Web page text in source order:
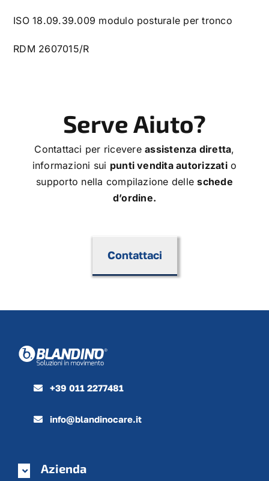
ISO 18.09.39.009 modulo posturale per tronco
RDM 2607015/R
Serve Aiuto?
Contattaci per ricevereassistenza diretta,
informazioni sui punti vendita autorizzatio
supporto nella compilazione delleschede
d’ordine.
Contattaci
+39 011 2277481
info@blandinocare.it
Azienda